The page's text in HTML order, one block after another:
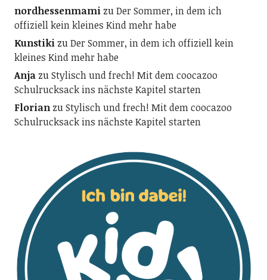
nordhessenmamizuDer Sommer, in dem ich
offiziell kein kleines Kind mehr habe
KunstikizuDer Sommer, in dem ich offiziell kein
kleines Kind mehr habe
AnjazuStylisch und frech! Mit dem coocazoo
Schulrucksack ins nächste Kapitel starten
FlorianzuStylisch und frech! Mit dem coocazoo
Schulrucksack ins nächste Kapitel starten